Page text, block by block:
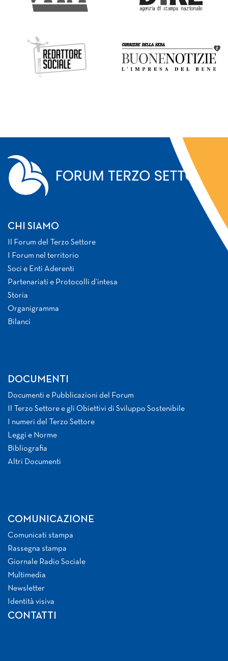
CHI SIAMO
Il Forum del Terzo Settore
I Forum nel territorio
Soci e Enti Aderenti
Partenariati e Protocolli d’intesa
Storia
Organigramma
Bilanci
DOCUMENTI
Documenti e Pubblicazioni del Forum
Il Terzo Settore e gli Obiettivi di Sviluppo Sostenibile
I numeri del Terzo Settore
Leggi e Norme
Bibliografia
Altri Documenti
COMUNICAZIONE
Comunicati stampa
Rassegna stampa
Giornale Radio Sociale
Multimedia
Newsletter
Identità visiva
CONTATTI